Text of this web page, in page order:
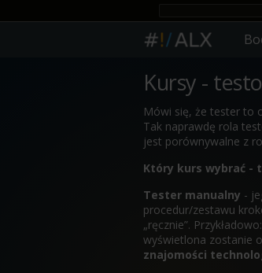
Kursy -
Mówi się, że tester to
Tak naprawdę rola
jest porównywalne z
Który kurs wybrać -
Tester manualny -
procedur/zestawu
„ręcznie”.
wyświetlona zostanie
znajomości